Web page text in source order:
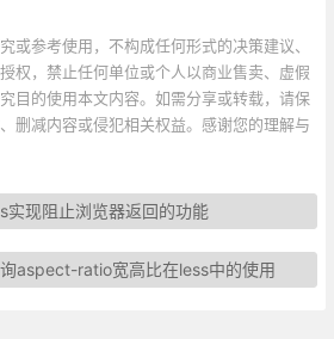
或参考使用，不构成任何形式的决策建议、
权，禁止任何单位或个人以商业售卖、虚假
目的使用本文内容。如需分享或转载，请保
删减内容或侵犯相关权益。感谢您的理解与
实现阻止浏览器返回的功能
aspect-ratio宽高比在less中的使用